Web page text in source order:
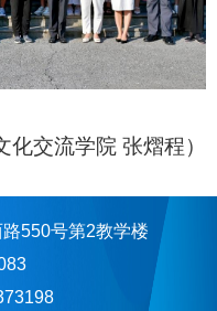
化交流学院 张熠程）
550号第2教学楼